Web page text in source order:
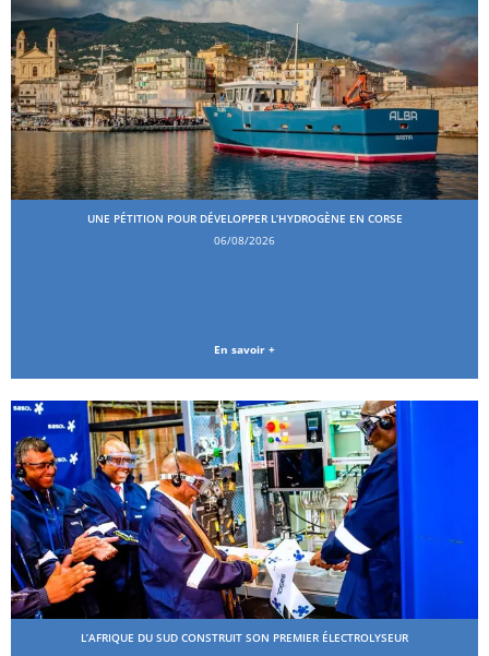
UNE PÉTITION POUR DÉVELOPPER L’HYDROGÈNE EN CORSE
06/08/2026
En savoir +
L’AFRIQUE DU SUD CONSTRUIT SON PREMIER ÉLECTROLYSEUR